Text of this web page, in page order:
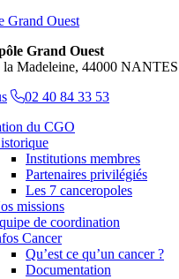
Grand Ouest
la Madeleine, 44000 NANTES
02 40 84 33 53
du CGO
Institutions membres
Partenaires privilégiés
Les 7 canceropoles
missions
de coordination
Cancer
Qu’est ce qu’un cancer ?
Documentation